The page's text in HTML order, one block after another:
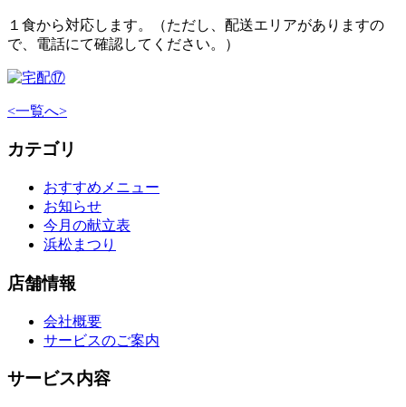
１食から対応します。（ただし、配送エリアがありますの
で、電話にて確認してください。）
<一覧へ>
カテゴリ
おすすめメニュー
お知らせ
今月の献立表
浜松まつり
店舗情報
会社概要
サービスのご案内
サービス内容